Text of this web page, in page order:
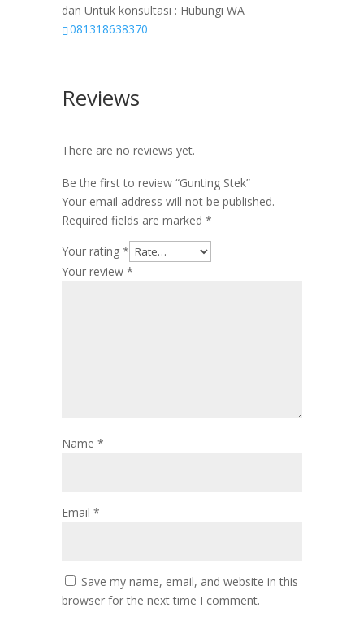
dan Untuk konsultasi : Hubungi WA
081318638370
Reviews
There are no reviews yet.
Be the first to review “Gunting Stek”
Your email address will not be published.
Required fields are marked *
Your rating *
Your review *
Name *
Email *
Save my name, email, and website in this
browser for the next time I comment.